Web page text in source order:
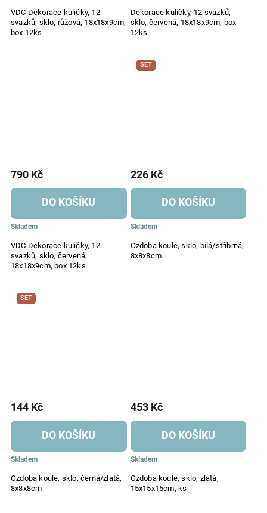
VDC Dekorace kuličky, 12
svazků, sklo, růžová, 18x18x9cm,
box 12ks
Dekorace kuličky, 12 svazků,
sklo, červená, 18x18x9cm, box
12ks
VDC Dekorace kuličky, 12
svazků, sklo, červená,
18x18x9cm, box 12ks
Skladem
790 Kč
DO KOŠÍKU
SET
Ozdoba koule, sklo, bílá/stříbrná,
8x8x8cm
Skladem
226 Kč
DO KOŠÍKU
SET
Ozdoba koule, sklo, černá/zlatá,
8x8x8cm
Skladem
144 Kč
DO KOŠÍKU
Ozdoba koule, sklo, zlatá,
15x15x15cm, ks
Skladem
453 Kč
DO KOŠÍKU